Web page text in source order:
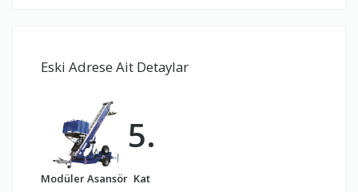
Eski Adrese Ait Detaylar
Modüler Asansör
5.
Kat